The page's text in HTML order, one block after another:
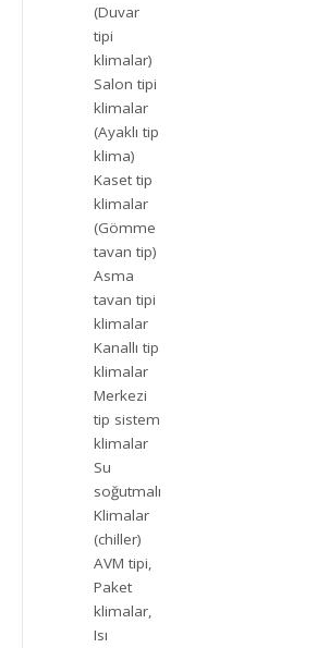
(Duvar
tipi
klimalar)
Salon tipi
klimalar
(Ayaklı tip
klima)
Kaset tip
klimalar
(Gömme
tavan tip)
Asma
tavan tipi
klimalar
Kanallı tip
klimalar
Merkezi
tip sistem
klimalar
Su
soğutmalı
Klimalar
(chiller)
AVM tipi,
Paket
klimalar,
Isı